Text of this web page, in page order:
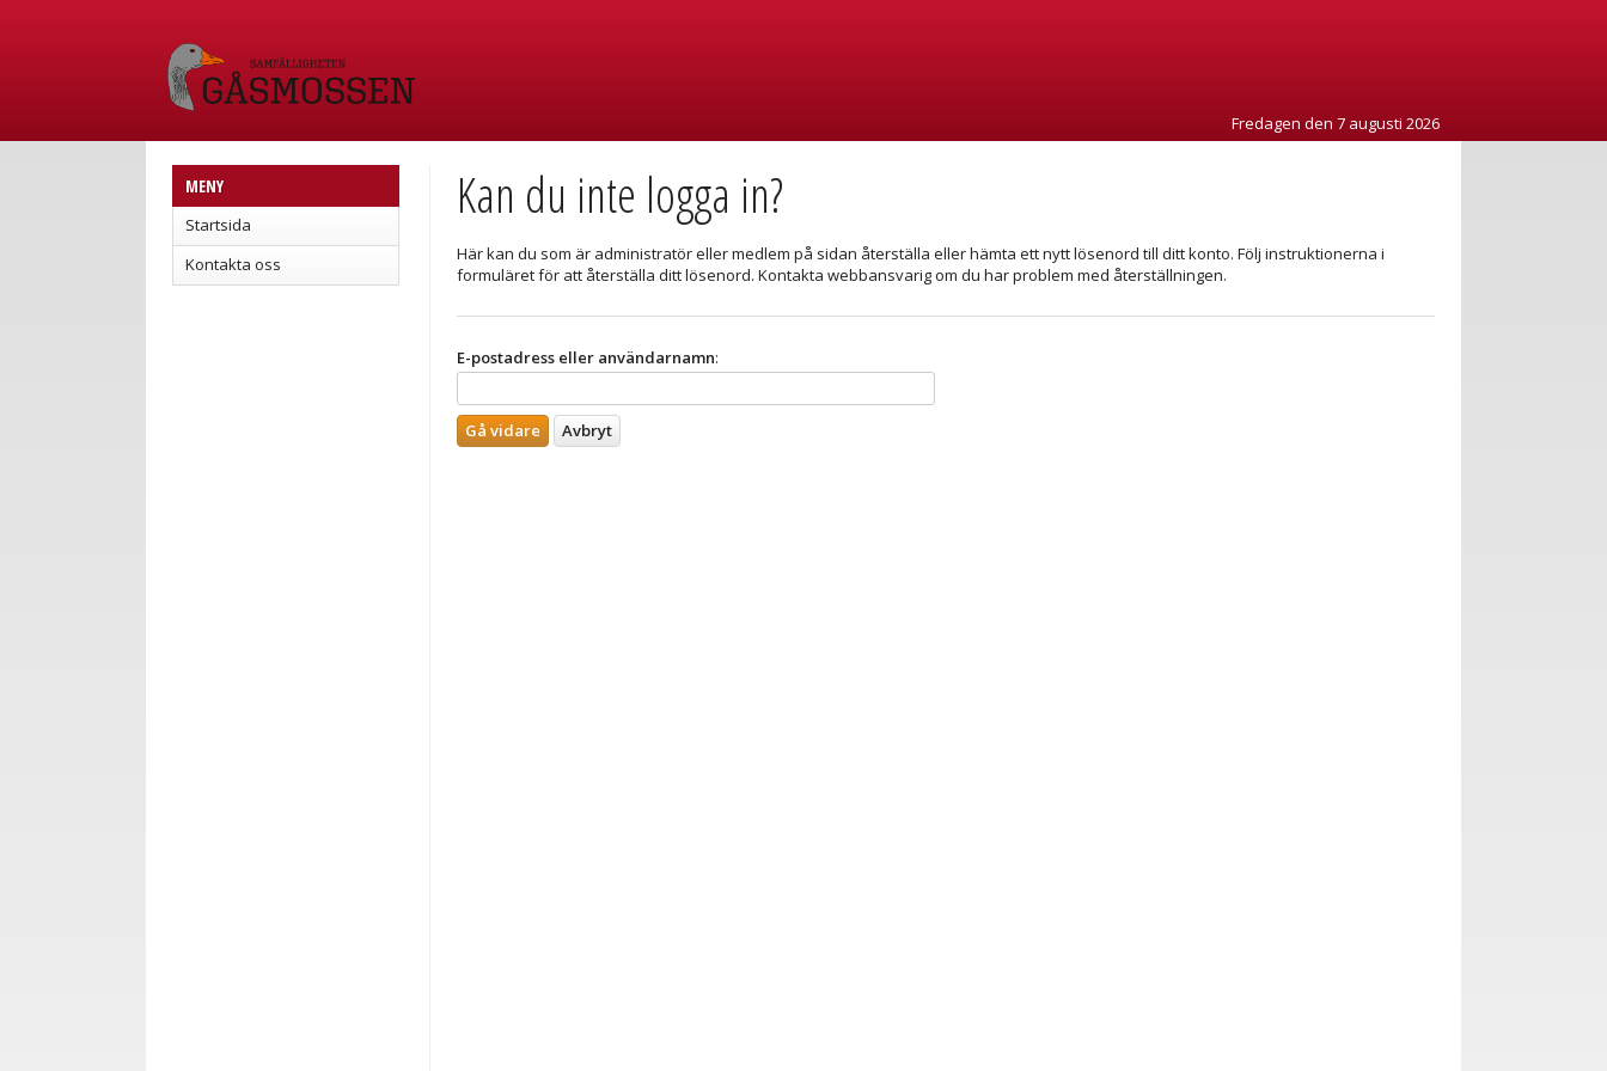
Fredagen den 7 augusti 2026
MENY
Startsida
Kontakta oss
Kan du inte logga in?
Här kan du som är administratör eller medlem på sidan återställa eller hämta ett nytt lösenord till ditt konto. Följ instruktionerna i
formuläret för att återställa ditt lösenord. Kontakta webbansvarig om du har problem med återställningen.
E-postadress eller användarnamn: